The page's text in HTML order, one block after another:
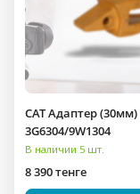
CAT Адаптер (30мм)
3G6304/9W1304
В наличии 5 шт.
8 390 тенге